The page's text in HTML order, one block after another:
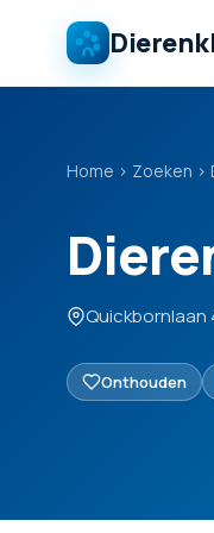
Home › Zoeken ›
Quickbornlaan
Onthouden